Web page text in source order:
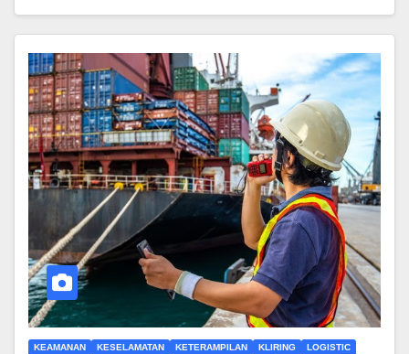
KEAMANAN KESELAMATAN KETERAMPILAN KLIRING
LOGISTIC